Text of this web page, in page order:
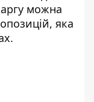
можна
яка